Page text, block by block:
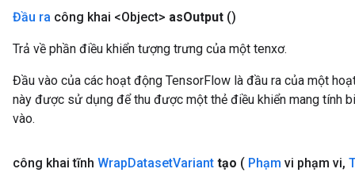
Đầu ra công khai <Object> asOutput ()
Trả về phần điều khiển tượng trưng của một tenxơ.
Đầu vào của các hoạt động TensorFlow là đầu ra của một
này được sử dụng để thu được một thẻ điều khiển mang tính
vào.
công khai tĩnh WrapDatasetVariant tạo ( Phạm vi phạm vi,